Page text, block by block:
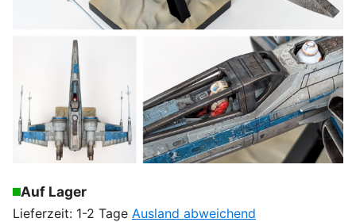
Auf Lager
Lieferzeit: 1-2 Tage Ausland abweichend